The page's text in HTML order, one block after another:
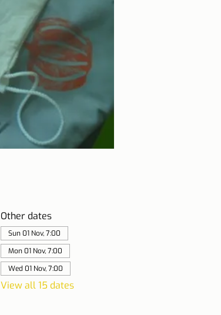
Other dates
Sun 01 Nov, 7:00
Mon 01 Nov, 7:00
Wed 01 Nov, 7:00
View all 15 dates